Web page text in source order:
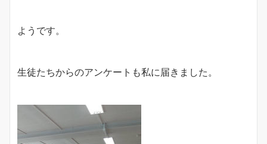
ようです。
生徒たちからのアンケートも私に届きました。